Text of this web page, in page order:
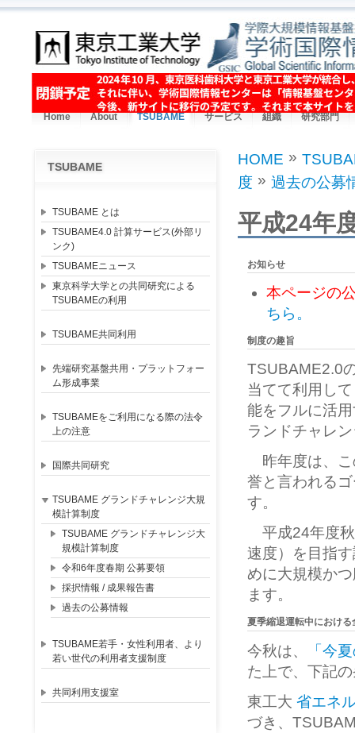
Skip to main content
Home About TSUBAME サービス 組織 研究部門
TSUBAME
TSUBAME とは
TSUBAME4.0 計算サービス(外部リ
ンク)
TSUBAMEニュース
東京科学大学との共同研究による
TSUBAMEの利用
TSUBAME共同利用
先端研究基盤共用・プラットフォー
ム形成事業
TSUBAMEをご利用になる際の法令
上の注意
国際共同研究
TSUBAME グランドチャレンジ大規
模計算制度
TSUBAME グランドチャレンジ大
規模計算制度
令和6年度春期 公募要領
採択情報 / 成果報告書
過去の公募情報
TSUBAME若手・女性利用者、より
若い世代の利用者支援制度
共同利用支援室
You are here
HOME »
度 » 過去の公募
平成24年
お知らせ
本ページの
ちら。
制度の趣旨
TSUBAME2.0
当てて利用し
能をフルに活
ランドチャレ
昨年度は、こ
誉と言われる
す。
平成24年度秋
速度）を目指
めに大規模か
ます。
夏季縮退運転中におけ
今秋は、
「今
た上で、下記
東工大 省エネ
づき、